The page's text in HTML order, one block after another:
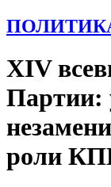
XIV
Партии:
роли